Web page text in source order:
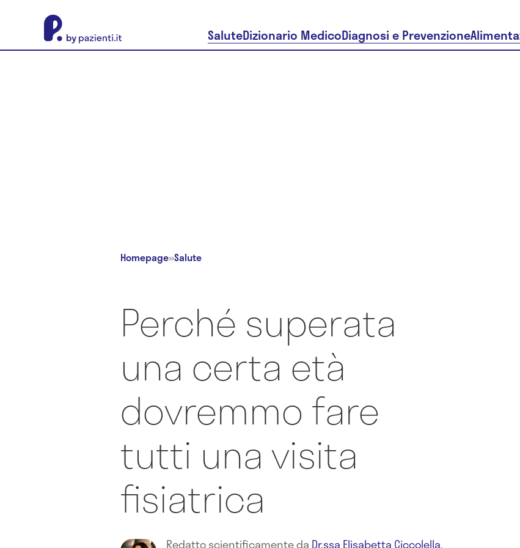
SaluteDizionario MedicoDiagnosi e Prevenzione
Homepage»Salute
Perché superata
una certa età
dovremmo fare
tutti una visita
fisiatrica
Redatto scientificamente da Dr.ssa Elisabetta Ciccolella,